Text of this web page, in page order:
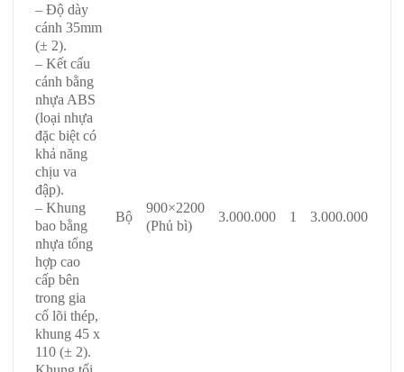
– Độ dày
cánh 35mm
(± 2).
– Kết cấu
cánh bằng
nhựa ABS
(loại nhựa
đặc biệt có
khả năng
chịu va
đập).
– Khung
bao bằng
nhựa tổng
hợp cao
cấp bên
trong gia
cố lõi thép,
khung 45 x
110 (± 2).
Bộ
900×2200
(Phủ bì)
3.000.000 1 3.000.000